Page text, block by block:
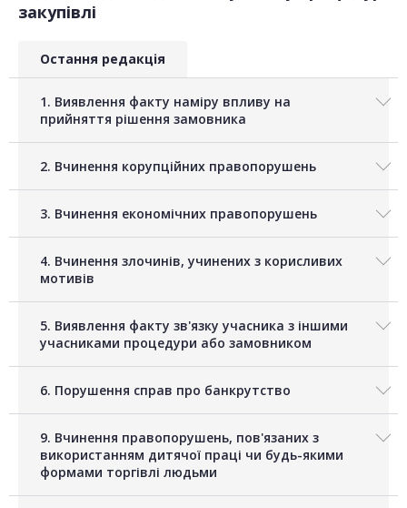
закупівлі
Остання редакція
1. Виявлення факту наміру впливу на
прийняття рішення замовника
2. Вчинення корупційних правопорушень
3. Вчинення економічних правопорушень
4. Вчинення злочинів, учинених з корисливих
мотивів
5. Виявлення факту зв'язку учасника з іншими
учасниками процедури або замовником
6. Порушення справ про банкрутство
9. Вчинення правопорушень, пов'язаних з
використанням дитячої праці чи будь-якими
формами торгівлі людьми